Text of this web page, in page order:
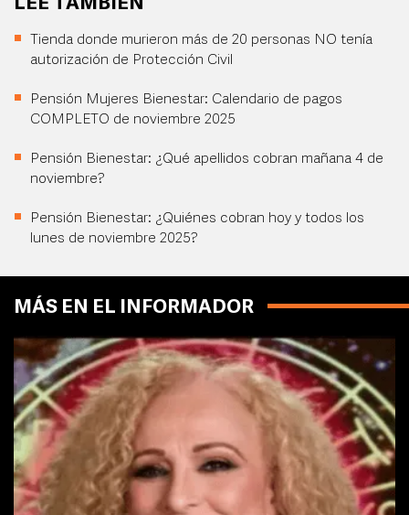
LEE TAMBIÉN
Tienda donde murieron más de 20 personas NO tenía
autorización de Protección Civil
Pensión Mujeres Bienestar: Calendario de pagos
COMPLETO de noviembre 2025
Pensión Bienestar: ¿Qué apellidos cobran mañana 4 de
noviembre?
Pensión Bienestar: ¿Quiénes cobran hoy y todos los
lunes de noviembre 2025?
MÁS EN EL INFORMADOR